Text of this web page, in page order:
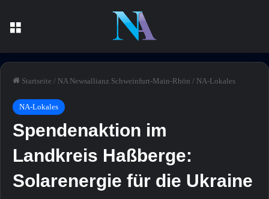
Startseite / NA Newsallianz Schweinfurt-Main-Rhön / NA-Lokales
NA-Lokales
Spendenaktion im
Landkreis Haßberge:
Solarenergie für die Ukraine